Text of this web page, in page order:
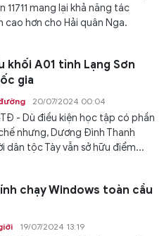
11711 mang lại khả năng tác
cao hơn cho Hải quân Nga.
khối A01 tỉnh Lạng Sơn
gia
20/07/2024 00:04
- Dù điều kiện học tập có phần
nhưng, Dương Đình Thanh
dân tộc Tày vẫn sở hữu điểm...
chạy Windows toàn cầu
19/07/2024 13:19